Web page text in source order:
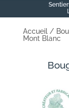
Accueil/
Mont Blanc